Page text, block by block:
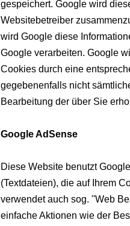
gespeichert. Google wird
Websitebetreiber
wird Google diese
Google verarbeiten. Google
Cookies durch eine
gegebenenfalls nicht
Bearbeitung der über Sie
Google AdSense
Diese Website benutzt
(Textdateien), die auf Ihrem
verwendet auch sog. ''Web
einfache Aktionen wie der